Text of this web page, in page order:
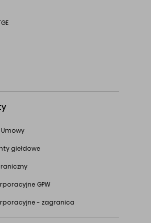
giełdowe
GPW
- zagranica